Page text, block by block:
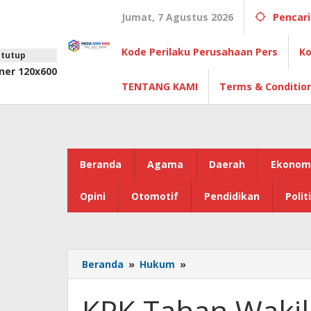
Jumat, 7 Agustus 2026
Kode Perilaku Perusahaan Pers
TENTANG KAMI Terms &
Beranda Agama Daerah
Opini Otomotif Pendidikan
tutup
Beranda » Hukum »
Tahan
Menteri